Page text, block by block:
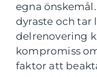
egna
dyraste och tar
delrenovering
kompromiss
faktor att